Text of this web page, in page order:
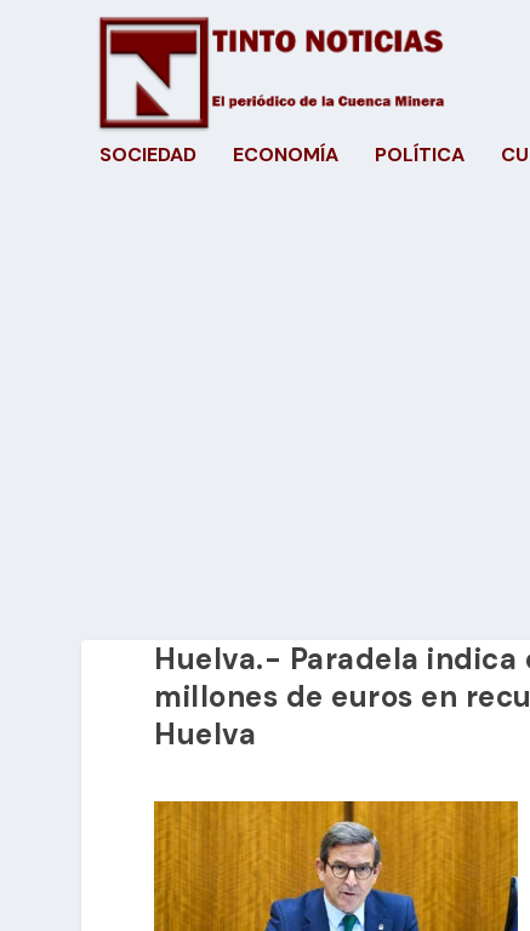
SOCIEDAD ECONOMÍA POLÍTICA
Huelva.- Paradela
millones de euros en
Huelva